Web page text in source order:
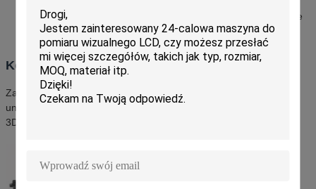
Wysokowydajny kabel zasilający i lina holownicza zapewniające
stabilność elektroniczną
Kontroler i kompatybilność
Zaawansowany sterownik serii UCC firmy Renishaw zapewnia
uniwersalne sterowanie współrzędnościową maszyną pomiarową
3D.